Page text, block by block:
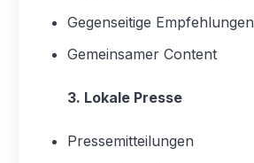
Gegenseitige Empfehlungen
Gemeinsamer Content
3. Lokale Presse
Pressemitteilungen